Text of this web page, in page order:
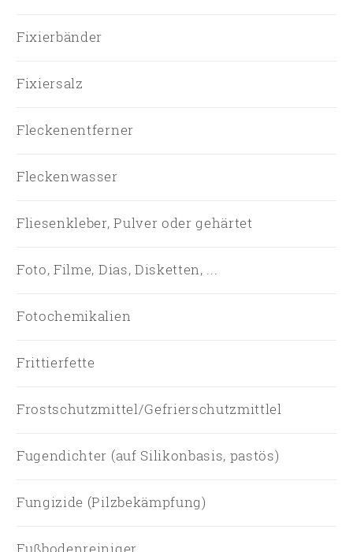
Fixierbänder
Fixiersalz
Fleckenentferner
Fleckenwasser
Fliesenkleber, Pulver oder gehärtet
Foto, Filme, Dias, Disketten, ...
Fotochemikalien
Frittierfette
Frostschutzmittel/Gefrierschutzmittlel
Fugendichter (auf Silikonbasis, pastös)
Fungizide (Pilzbekämpfung)